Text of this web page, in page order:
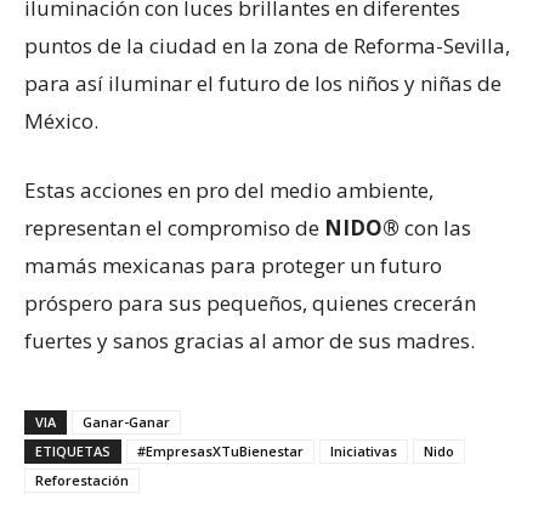
iluminación con luces brillantes en diferentes
puntos de la ciudad en la zona de Reforma-Sevilla,
para así iluminar el futuro de los niños y niñas de
México.
Estas acciones en pro del medio ambiente,
representan el compromiso de NIDO® con las
mamás mexicanas para proteger un futuro
próspero para sus pequeños, quienes crecerán
fuertes y sanos gracias al amor de sus madres.
VIA
Ganar-Ganar
ETIQUETAS
#EmpresasXTuBienestar Iniciativas
Nido
Reforestación